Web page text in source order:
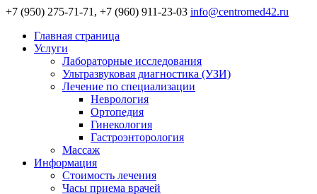
+7 (950) 275-71-71, +7 (960) 911-23-03 info@centromed42.ru
Главная страница
Услуги
Лабораторные исследования
Ультразвуковая диагностика (УЗИ)
Лечение по специализации
Неврология
Ортопедия
Гинекология
Гастроэнторология
Массаж
Информация
Стоимость лечения
Часы приема врачей